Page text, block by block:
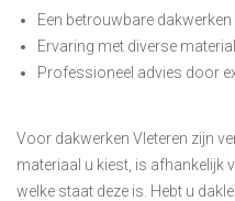
Een betrouwbare dakwerken
Ervaring met diverse
Professioneel advies door
Voor dakwerken Vleteren zijn
materiaal u kiest, is afhankelijk
welke staat deze is. Hebt u